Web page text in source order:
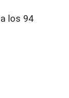
los 94